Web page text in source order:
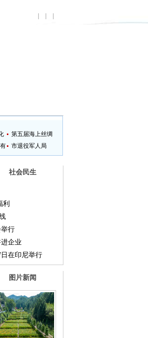
第五届海上丝绸
之路国际艺术节
市退役军人局
社会民生
利
行
企业
在印尼举行
图片新闻